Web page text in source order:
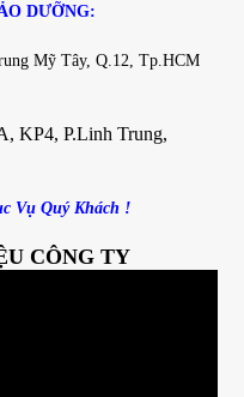
DƯỠNG:
Mỹ Tây, Q.12, Tp.HCM
KP4, P.Linh Trung,
Vụ Quý Khách !
CÔNG TY